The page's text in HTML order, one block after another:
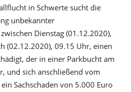
in Schwerte sucht die
unbekannter
Dienstag (01.12.2020),
(02.12.2020), 09.15 Uhr, einen
der in einer Parkbucht am
und sich anschließend vom
Sachschaden von 5.000 Euro